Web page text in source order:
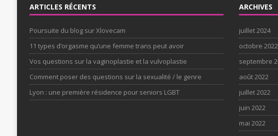
ARTICLES RÉCENTS
Poursuite du blog sur Xlovecam
11 types d’orgasme qu’une femme trans peut avoir
Vos questions sur la vaginoplastie et la vulvoplastie
Comment poser des questions sur la sexualité / le genre
Lyon : une première résidence pour seniors LGBT
ARCHIVES
juillet 2024
octobre 2022
septembre
août 2022
juillet 2022
juin 2022
mai 2022